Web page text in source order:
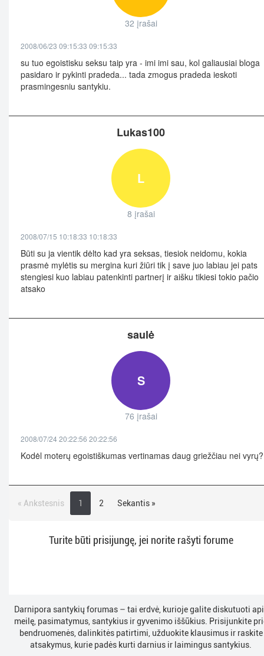
32 įrašai
2008/06/23 09:15:33 09:15:33
su tuo egoistisku seksu taip yra - imi imi sau, kol galiausiai bloga
pasidaro ir pykinti pradeda... tada zmogus pradeda ieskoti
prasmingesniu santykiu.
Lukas100
L
8 įrašai
2008/07/15 10:18:33 10:18:33
Būti su ja vientik dėlto kad yra seksas, tiesiok neidomu, kokia
prasmė mylėtis su mergina kuri žiūri tik į save juo labiau jei pats
stengiesi kuo labiau patenkinti partnerį ir aišku tikiesi tokio pačio
atsako
saulė
S
76 įrašai
2008/07/24 20:22:56 20:22:56
Kodėl moterų egoistiškumas vertinamas daug griežčiau nei vyrų?
« Ankstesnis 1 2 Sekantis »
Turite būti prisijungę, jei norite rašyti forume
Darnipora santykių forumas – tai erdvė, kurioje galite diskutuoti
meilę, pasimatymus, santykius ir gyvenimo iššūkius. Prisijunkite
bendruomenės, dalinkitės patirtimi, užduokite klausimus ir raskite
atsakymus, kurie padės kurti darnius ir laimingus santykius.